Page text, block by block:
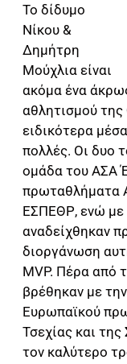
Το δίδυμο
Νίκου &
Δημήτρη
Μούχλια είναι
ακόμα ένα
αθλητισμού
ειδικότερα
πολλές. Οι δυο
ομάδα του ΑΣΑ
πρωταθλήματα
ΕΣΠΕΘΡ, ενώ με
αναδείχθηκαν
διοργάνωση
MVP. Πέρα από
βρέθηκαν με
Ευρωπαϊκού
Τσεχίας και
τον καλύτερο